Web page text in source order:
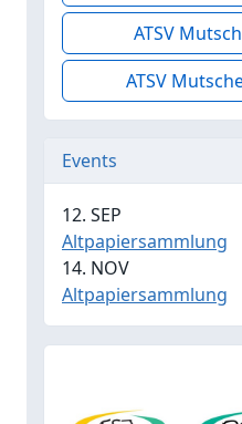
ATSV
ATSV
Events
12. SEP
Altpapiersammlung
14. NOV
Altpapiersammlung